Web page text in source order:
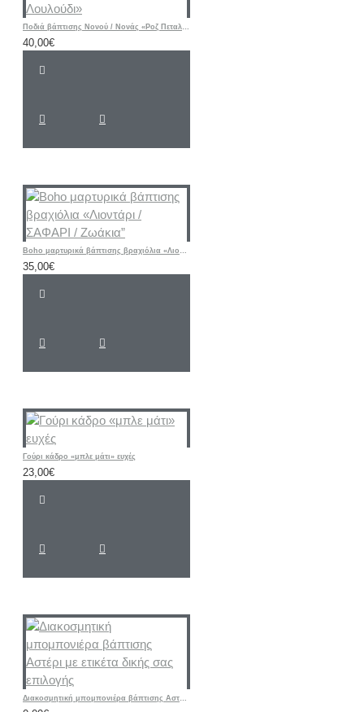
Ποδιά βάπτισης Νονού / Νονάς «Ροζ Πεταλούδα - Λουλούδι»
40,00€
Boho μαρτυρικά βάπτισης βραχιόλια «Λιοντάρι / ΣΑΦΑΡΙ / Ζωάκια”
35,00€
Γούρι κάδρο «μπλε μάτι» ευχές
23,00€
Διακοσμητική μπομπονιέρα βάπτισης Αστέρι με ετικέτα δικής σας επιλογής